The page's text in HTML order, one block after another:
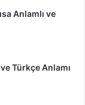
Anlamlı ve
Türkçe Anlamı